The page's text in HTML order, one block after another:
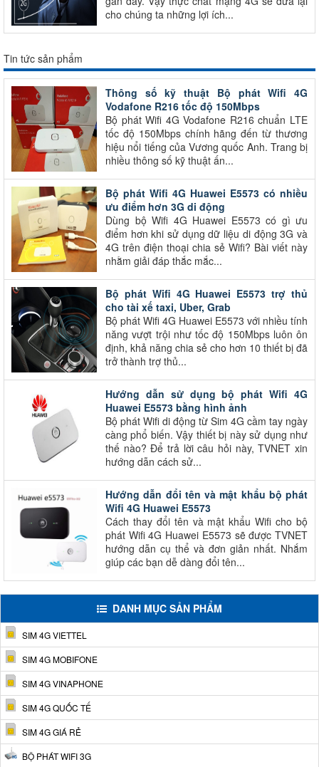
cho chúng ta những lợi ích...
Tin tức sản phẩm
Thông số kỹ thuật Bộ phát Wifi 4G
Vodafone R216 tốc độ 150Mbps
Bộ phát Wifi 4G Vodafone R216 chuẩn LTE
tốc độ 150Mbps chính hãng đến từ thương
hiệu nổi tiếng của Vương quốc Anh. Trang bị
nhiều thông số kỹ thuật ấn...
Bộ phát Wifi 4G Huawei E5573 có nhiều
ưu điểm hơn 3G di động
Dùng bộ Wifi 4G Huawei E5573 có gì ưu
điểm hơn khi sử dụng dữ liệu di động 3G và
4G trên điện thoại chia sẻ Wifi? Bài viết này
nhằm giải đáp thắc mắc...
Bộ phát Wifi 4G Huawei E5573 trợ thủ
cho tài xế taxi, Uber, Grab
Bộ phát Wifi 4G Huawei E5573 với nhiều tính
năng vượt trội như tốc độ 150Mbps luôn ôn
định, khả năng chia sẻ cho hơn 10 thiết bị đã
trở thành trợ thủ...
Hướng dẫn sử dụng bộ phát Wifi 4G
Huawei E5573 bằng hình ảnh
Bộ phát Wifi di động từ Sim 4G cầm tay ngày
càng phổ biến. Vậy thiết bị này sử dụng như
thế nào? Để trả lời câu hỏi này, TVNET xin
hướng dẫn cách sử...
Hướng dẫn đổi tên và mật khẩu bộ phát
Wifi 4G Huawei E5573
Cách thay đổi tên và mật khẩu Wifi cho bộ
phát Wifi 4G Huawei E5573 sẽ được TVNET
hướng dẫn cụ thể và đơn giản nhất. Nhắm
giúp các bạn dễ dàng đổi tên...
DANH MỤC SẢN PHẨM
SIM 4G VIETTEL
SIM 4G MOBIFONE
SIM 4G VINAPHONE
SIM 4G QUỐC TẾ
SIM 4G GIÁ RẺ
BỘ PHÁT WIFI 3G